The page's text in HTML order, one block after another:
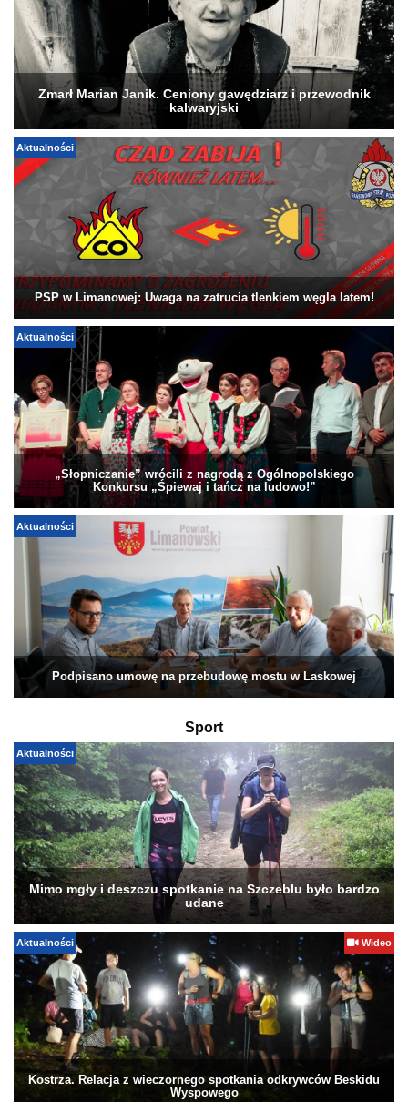
Zmarł Marian Janik. Ceniony gawędziarz i przewodnik
kalwaryjski
Aktualności
PSP w Limanowej: Uwaga na zatrucia tlenkiem węgla latem!
Aktualności
„Słopniczanie” wrócili z nagrodą z Ogólnopolskiego
Konkursu „Śpiewaj i tańcz na ludowo!”
Aktualności
Podpisano umowę na przebudowę mostu w Laskowej
Sport
Aktualności
Mimo mgły i deszczu spotkanie na Szczeblu było bardzo
udane
Aktualności Wideo
Kostrza. Relacja z wieczornego spotkania odkrywców Beskidu
Wyspowego